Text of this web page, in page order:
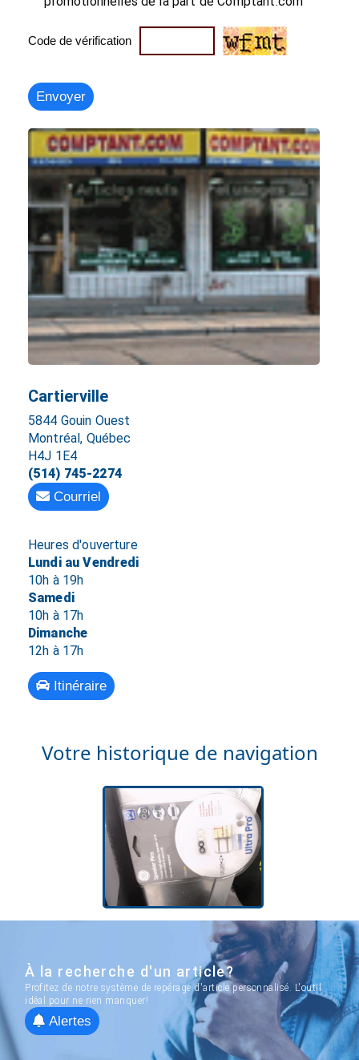
Code de vérification
Cartierville
5844 Gouin Ouest
Montréal, Québec
H4J 1E4
(514) 745-2274
Courriel
Heures d'ouverture
Lundi au Vendredi
10h à 19h
Samedi
10h à 17h
Dimanche
12h à 17h
Itinéraire
Votre historique de navigation
À la recherche d'un article?
Profitez de notre système de repérage d'article personnalisé. L'outil
idéal pour ne rien manquer!
Alertes